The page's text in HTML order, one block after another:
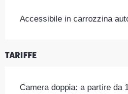
Accessibile in carrozzina
Tariffe
Camera doppia: a partire da